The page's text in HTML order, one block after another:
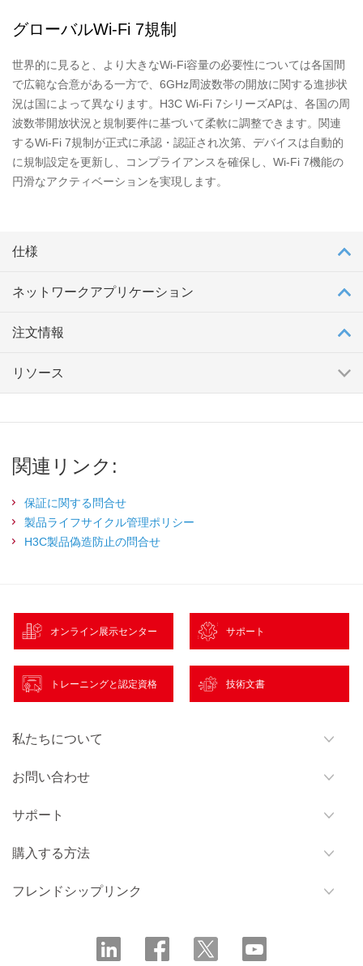
グローバルWi-Fi 7規制
世界的に見ると、より大きなWi-Fi容量の必要性については各国間
で広範な合意がある一方で、6GHz周波数帯の開放に関する進捗状
況は国によって異なります。H3C Wi-Fi 7シリーズAPは、各国の周
波数帯開放状況と規制要件に基づいて柔軟に調整できます。関連
するWi-Fi 7規制が正式に承認・認証され次第、デバイスは自動的
に規制設定を更新し、コンプライアンスを確保し、Wi-Fi 7機能の
円滑なアクティベーションを実現します。
仕様
ネットワークアプリケーション
注文情報
リソース
関連リンク:
保証に関する問合せ
製品ライフサイクル管理ポリシー
H3C製品偽造防止の問合せ
オンライン展示センター サポート
トレーニングと認定資格 技術文書
私たちについて
お問い合わせ
サポート
購入する方法
フレンドシップリンク